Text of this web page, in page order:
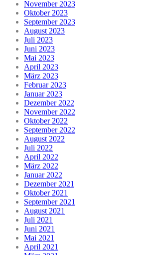
November 2023
Oktober 2023
September 2023
August 2023
Juli 2023
Juni 2023
Mai 2023
April 2023
März 2023
Februar 2023
Januar 2023
Dezember 2022
November 2022
Oktober 2022
September 2022
August 2022
Juli 2022
April 2022
März 2022
Januar 2022
Dezember 2021
Oktober 2021
September 2021
August 2021
Juli 2021
Juni 2021
Mai 2021
April 2021